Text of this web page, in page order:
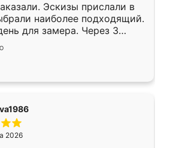
Эскизы прислали в
наиболее подходящий.
для замера. Через 3
уже готова. Остались
Спасибо Ренессанс
работу!
2026